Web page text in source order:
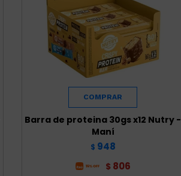
Barra de proteina 30gs x12 Nutry -
Maní
$ 948
$ 806